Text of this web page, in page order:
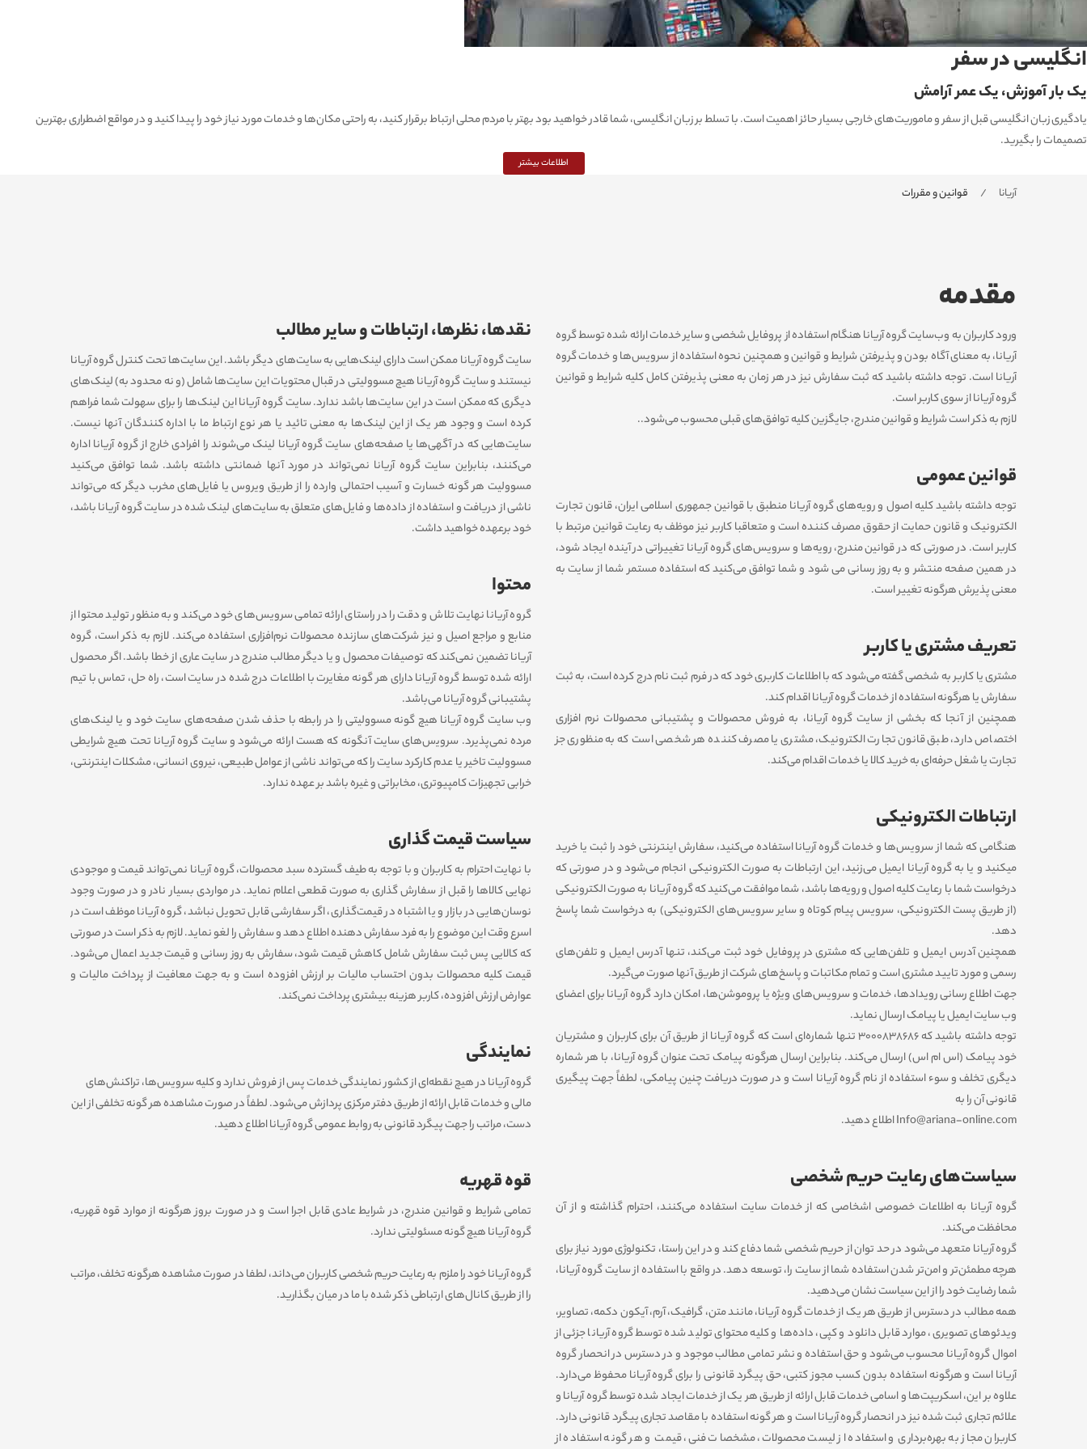
انگلیسی در سفر
یک بار آموزش، یک عمر آرامش
یادگیری زبان انگلیسی قبل از سفر و ماموریت‌های خارجی بسیار حائز اهمیت است. با تسلط بر زبان انگلیسی، شما قادر خواهید بود بهتر با مردم محلی ارتباط برقرار کنید، به راحتی مکان‌ها و خدمات مورد نیاز خود را پیدا کنید و در مواقع اضطراری بهترین
تصمیمات را بگیرید.
اطلاعات بیشتر
آریانا قوانین و مقررات
مقدمه
ورود کاربران به وب‏‌سایت گروه آریانا هنگام استفاده از پروفایل شخصی و سایر خدمات ارائه شده توسط گروه
آریانا، به معنای آگاه بودن و پذیرفتن شرایط و قوانین و همچنین نحوه استفاده از سرویس‌‏ها و خدمات گروه
آریانا است. توجه داشته باشید که ثبت سفارش نیز در هر زمان به معنی پذیرفتن کامل کلیه شرایط و قوانین
گروه آریانا از سوی کاربر است.
لازم به ذکر است شرایط و قوانین مندرج، جایگزین کلیه توافق‏‌های قبلی محسوب می‏‌شود..
قوانین عمومی
توجه داشته باشید کلیه اصول و رویه‏‌های گروه آریانا منطبق با قوانین جمهوری اسلامی ایران، قانون تجارت
الکترونیک و قانون حمایت از حقوق مصرف کننده است و متعاقبا کاربر نیز موظف به رعایت قوانین مرتبط با
کاربر است. در صورتی که در قوانین مندرج، رویه‏‌ها و سرویس‏‌های گروه آریانا تغییراتی در آینده ایجاد شود،
در همین صفحه منتشر و به روز رسانی می شود و شما توافق می‏‌کنید که استفاده مستمر شما از سایت به
معنی پذیرش هرگونه تغییر است.
تعریف مشتری یا کاربر
مشتری یا کاربر به شخصی گفته می‌شود که با اطلاعات کاربری خود که در فرم ثبت نام درج کرده است، به ثبت
سفارش یا هرگونه استفاده از خدمات گروه آریانا اقدام کند.
همچنین از آنجا که بخشی از سایت گروه آریانا، به فروش محصولات و پشتیبانی محصولات نرم افزاری
اختصاص دارد، طبق قانون تجارت الکترونیک، مشتری یا مصرف کننده هر شخصی است که به منظوری جز
تجارت یا شغل حرفه‌ای به خرید کالا یا خدمات اقدام می‌کند.
ارتباطات الکترونیکی
هنگامی که شما از سرویس‌‏ها و خدمات گروه آریانا استفاده می‏‌کنید، سفارش اینترنتی خود را ثبت یا خرید
می‏کنید و یا به گروه آریانا ایمیل می‏‌زنید، این ارتباطات به صورت الکترونیکی انجام می‏‌شود و در صورتی که
درخواست شما با رعایت کلیه اصول و رویه‏‌ها باشد، شما موافقت می‌‏کنید که گروه آریانا به صورت الکترونیکی
(از طریق پست الکترونیکی، سرویس پیام کوتاه و سایر سرویس‌های الکترونیکی) به درخواست شما پاسخ
دهد.
همچنین آدرس ایمیل و تلفن‌هایی که مشتری در پروفایل خود ثبت می‌کند، تنها آدرس ایمیل و تلفن‌های
رسمی و مورد تایید مشتری است و تمام مکاتبات و پاسخ‌های شرکت از طریق آنها صورت می‌گیرد.
جهت اطلاع رسانی رویدادها، خدمات و سرویس‌های ویژه یا پروموشن‌ها، امکان دارد گروه آریانا برای اعضای
وب سایت ایمیل یا پیامک ارسال نماید.
توجه داشته باشید که 3000838686 تنها شماره‌ای است که گروه آریانا از طریق آن برای کاربران و مشتریان
خود پیامک (اس ام اس) ارسال می‌کند. بنابراین ارسال هرگونه پیامک تحت عنوان گروه آریانا، با هر شماره
دیگری تخلف و سوء استفاده از نام گروه آریانا است و در صورت دریافت چنین پیامکی، لطفاً جهت پیگیری
قانونی آن را به
Info@ariana-online.com اطلاع دهید.
سیاست‏‌های رعایت حریم شخصی
گروه آریانا به اطلاعات خصوصی اشخاصى که از خدمات سایت استفاده می‏‌کنند، احترام گذاشته و از آن
محافظت می‏‌کند.
گروه آریانا متعهد می‏‌شود در حد توان از حریم شخصی شما دفاع کند و در این راستا، تکنولوژی مورد نیاز برای
هرچه مطمئن‏‌تر و امن‏‌تر شدن استفاده شما از سایت را، توسعه دهد. در واقع با استفاده از سایت گروه آریانا،
شما رضایت خود را از این سیاست نشان می‏‌دهید.
همه مطالب در دسترس از طریق هر یک از خدمات گروه آریانا، مانند متن، گرافیک، آرم، آیکون دکمه، تصاویر،
ویدئوهای تصویری، موارد قابل دانلود و کپی، داده‌ها و کلیه محتوای تولید شده توسط گروه آریانا جزئی از
اموال گروه آریانا محسوب می‏‌شود و حق استفاده و نشر تمامی مطالب موجود و در دسترس در انحصار گروه
آریانا است و هرگونه استفاده بدون کسب مجوز کتبی، حق پیگرد قانونی را برای گروه آریانا محفوظ می‏‌دارد.
علاوه بر این، اسکریپت‌ها و اسامی خدمات قابل ارائه از طریق هر یک از خدمات ایجاد شده توسط گروه آریانا و
علائم تجاری ثبت شده نیز در انحصار گروه آریانا است و هر گونه استفاده با مقاصد تجاری پیگرد قانونی دارد.
کاربران مجاز به بهره‌‏برداری و استفاده از لیست محصولات، مشخصات فنی، قیمت و هر گونه استفاده از
نقدها، نظرها، ارتباطات و سایر مطالب
سایت گروه آریانا ممکن است دارای لینک‏‌هایی به سایت‌های دیگر باشد. این سایت‏‌ها تحت کنترل گروه آریانا
نیستند و سایت گروه آریانا هیچ مسوولیتی در قبال محتویات این سایت‏‌ها شامل (و نه محدود به) لینک‏‌های
دیگری که ممکن است در این سایت‏‌ها باشد ندارد. سایت گروه آریانا این لینک‏‌ها را برای سهولت شما فراهم
کرده است و وجود هر یک از این لینک‏‌ها به معنی تائید یا هر نوع ارتباط ما با اداره کنندگان آنها نیست.
سایت‏‌هایى که در آگهی‏‌ها یا صفحه‏‌های سایت گروه آریانا لینک می‏‌شوند را افرادی خارج از گروه آریانا اداره
می‌کنند، بنابراین سایت گروه آریانا نمی‌‏تواند در مورد آنها ضمانتى داشته باشد. شما توافق می‏‌کنید
مسوولیت هر گونه خسارت و آسیب احتمالی وارده را از طرﻳﻖ وﻳﺮوس یا فایل‏‌های مخرب دیگر که می‌تواند
ناشی از درﻳﺎفت و استفاده از داده‌‏ها و فایل‏‌های متعلق به سایت‏‌های لینک شده در سایت گروه آریانا باشد،
خود برعهده خواهید داشت.
محتوا
گروه آریانا نهایت تلاش و دقت را در راستای ارائه تمامی سرویس‌‏های خود می‏‌کند و به منظور تولید محتوا از
منابع و مراجع اصیل و نیز شرکت‏‌های سازنده محصولات نرم‌افزاری استفاده می‏‌کند. لازم به ذکر است، گروه
آریانا تضمین نمی‏‌کند که توصیفات محصول و یا دیگر مطالب مندرج در سایت عاری از خطا باشد. اگر محصول
ارائه شده توسط گروه آریانا دارای هر گونه مغایرت با اطلاعات درج شده در سایت است، راه حل، تماس با تیم
پشتیبانی گروه آریانا می‌باشد.
وب ‏‌سایت گروه آریانا هیچ گونه مسوولیتی را در رابطه با حذف شدن صفحه‏‌های سایت خود و یا لینک‏‌های
مرده نمی‌‏پذیرد. سروﻳس‌‏های سایت آن‏گونه که هست ارائه می‏‌شود و سایت گروه آریانا تحت هیچ شرایطی
مسوولیت تاخیر یا عدم کارکرد سایت را که می‌تواند ناشى از عوامل طبیعى، نیروى انسانی، مشکلات اینترنتى،
خرابی تجهیزات کامپیوترى، مخابراتى و غیره باشد بر عهده ندارد.
سیاست قیمت گذاری
با نهایت احترام به کاربران و با توجه به طیف گسترده سبد محصولات، گروه آریانا نمی‌تواند قیمت و موجودی
نهایی کالاها را قبل از سفارش گذاری به صورت قطعی اعلام نماید. در مواردی بسیار نادر و در صورت وجود
نوسان‌‏هایی در بازار و یا اشتباه در قیمت‌‏گذاری، اگر سفارشی قابل تحویل نباشد، گروه آریانا موظف است در
اسرع وقت این موضوع را به فرد سفارش‌ ‏دهنده اطلاع دهد و سفارش را لغو نماید. لازم به ذکر است در صورتی
که کالایی پس ثبت سفارش شامل کاهش قیمت شود، سفارش به روز رسانی و قیمت جدید اعمال می‏‌شود.
قیمت کلیه محصولات بدون احتساب مالیات بر ارزش افزوده است و به جهت معافیت از پرداخت مالیات و
عوارض ارزش افزوده، کاربر هزینه بیشتری پرداخت نمی‏‌کند.
نمایندگی
گروه آریانا در هیچ نقطه‏‌ای از کشور نمایندگی خدمات پس از فروش ندارد و کلیه سرویس‌‏ها، تراکنش‏‌های
مالی و خدمات قابل ارائه از طریق دفتر مرکزی پردازش می‏‌شود. لطفاً در صورت مشاهده هر گونه تخلفی از این
دست، مراتب را جهت پیگرد قانونی به روابط عمومی گروه آریانا اطلاع دهید.
قوه قهریه
تمامی شرایط و قوانین مندرج، در شرایط عادی قابل اجرا است و در صورت بروز هرگونه از موارد قوه قهریه،
گروه آریانا هیچ گونه مسئولیتی ندارد.
گروه آریانا خود را ملزم به رعایت حریم شخصی کاربران می‌داند، لطفا در صورت مشاهده هرگونه تخلف، مراتب
را از طریق کانال‏‌های ارتباطی ذکر شده با ما در میان بگذارید.